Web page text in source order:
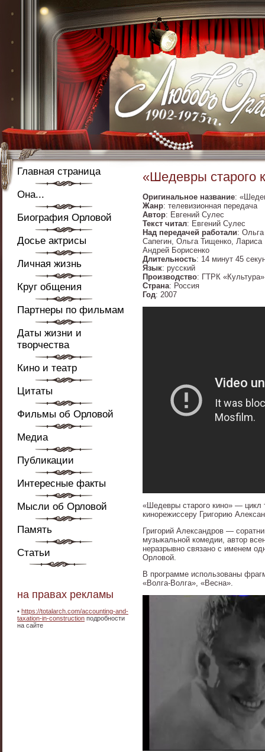
Главная страница
Она...
Биография Орловой
Досье актрисы
Личная жизнь
Круг общения
Партнеры по фильмам
Даты жизни и
творчества
Кино и театр
Цитаты
Фильмы об Орловой
Медиа
Публикации
Интересные факты
Мысли об Орловой
Память
Статьи
на правах рекламы
• https://totalarch.com/accounting-and-
taxation-in-construction подробности
на сайте
«Шедевры старого
Оригинальное название:
Жанр: телевизионная передача
Автор: Евгений Сулес
Текст читал: Евгений Сулес
Над передачей работали:
Сапегин, Ольга Тищенко,
Андрей Борисенко
Длительность: 14 минут 45
Язык: русский
Производство: ГТРК «Культура»
Страна: Россия
Год: 2007
«Шедевры старого кино» — цикл
кинорежиссеру Григорию
Григорий Александров —
музыкальной комедии, автор
неразрывно связано с именем
Орловой.
В программе использованы
«Волга-Волга», «Весна».